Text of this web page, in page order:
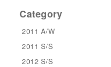
Category
2011 A/W
2011 S/S
2012 S/S